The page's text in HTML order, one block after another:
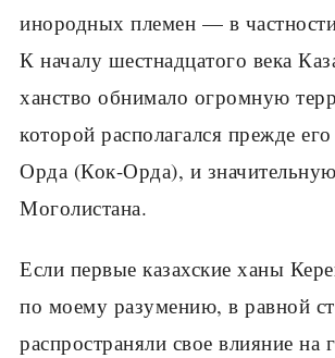
инородных племен — в
К началу шестнадцатого века
ханство обнимало огромную
которой располагался прежде
Орда (Кок-Орда), и
Моголистана.
Если первые казахские ханы
по моему разумению, в равной
распространяли свое влияние на